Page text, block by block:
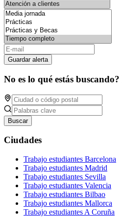
Guardar alerta
No es lo qué estás
Buscar
Ciudades
Trabajo estudiantes Barcelona
Trabajo estudiantes Madrid
Trabajo estudiantes Sevilla
Trabajo estudiantes Valencia
Trabajo estudiantes Bilbao
Trabajo estudiantes Mallorca
Trabajo estudiantes A Coruña